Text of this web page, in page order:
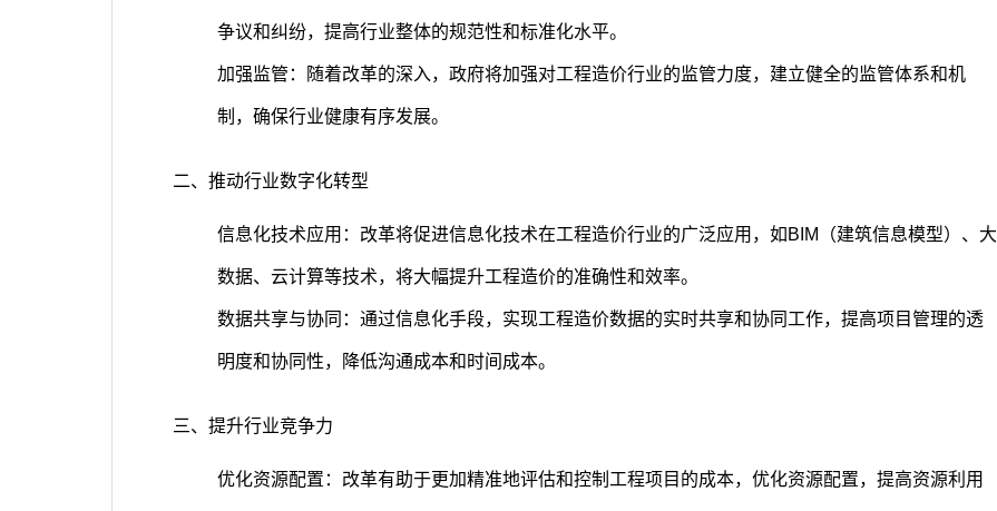
争议和纠纷，提高行业整体的规范性和标准化水平。
加强监管：随着改革的深入，政府将加强对工程造价行业的监管力度，建立健全的监管体系和机
制，确保行业健康有序发展。
二、推动行业数字化转型
信息化技术应用：改革将促进信息化技术在工程造价行业的广泛应用，如BIM（建筑信息模型）、大
数据、云计算等技术，将大幅提升工程造价的准确性和效率。
数据共享与协同：通过信息化手段，实现工程造价数据的实时共享和协同工作，提高项目管理的透
明度和协同性，降低沟通成本和时间成本。
三、提升行业竞争力
优化资源配置：改革有助于更加精准地评估和控制工程项目的成本，优化资源配置，提高资源利用